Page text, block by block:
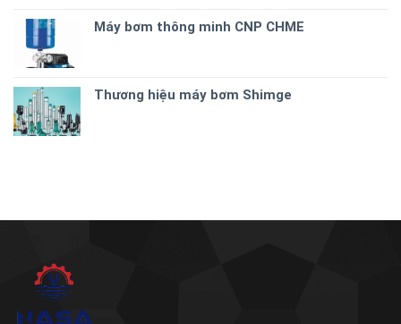
Máy bơm thông minh CNP CHME
Thương hiệu máy bơm Shimge